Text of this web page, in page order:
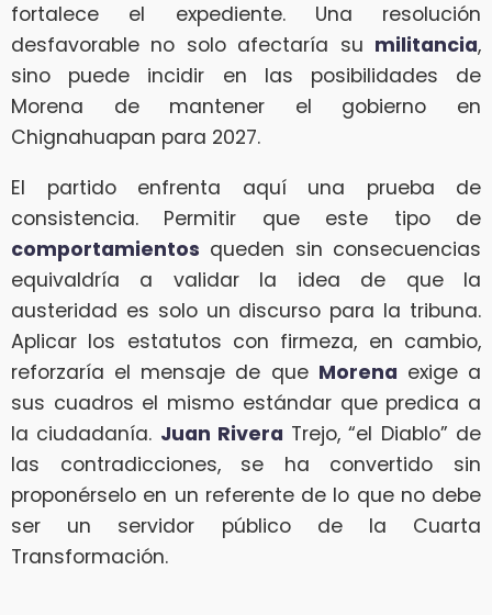
fortalece el expediente. Una resolución
desfavorable no solo afectaría su militancia,
sino puede incidir en las posibilidades de
Morena de mantener el gobierno en
Chignahuapan para 2027.
El partido enfrenta aquí una prueba de
consistencia. Permitir que este tipo de
comportamientos queden sin consecuencias
equivaldría a validar la idea de que la
austeridad es solo un discurso para la tribuna.
Aplicar los estatutos con firmeza, en cambio,
reforzaría el mensaje de que Morena exige a
sus cuadros el mismo estándar que predica a
la ciudadanía. Juan Rivera Trejo, “el Diablo” de
las contradicciones, se ha convertido sin
proponérselo en un referente de lo que no debe
ser un servidor público de la Cuarta
Transformación.